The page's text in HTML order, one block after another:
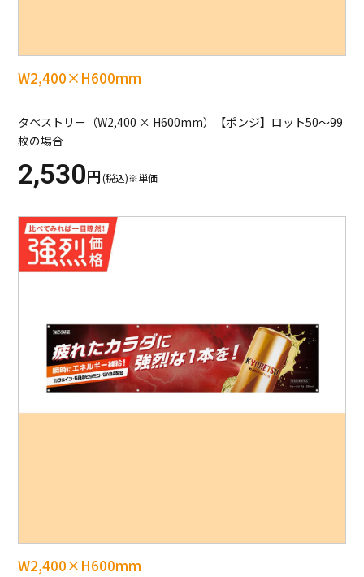
W2,400×H600mm
タペストリー（W2,400 × H600mm）【ポンジ】ロット50～99
枚の場合
2,530円(税込)※単価
W2,400×H600mm